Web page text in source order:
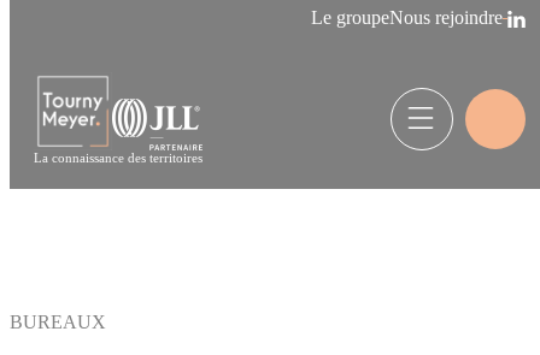
Le groupeNous rejoindre
La connaissance des territoires
BUREAUX